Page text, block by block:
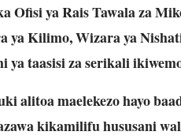
Ofisi ya Rais Tawala za
ya Kilimo, Wizara ya
ya taasisi za serikali
alitoa maelekezo hayo
kikamilifu hususani